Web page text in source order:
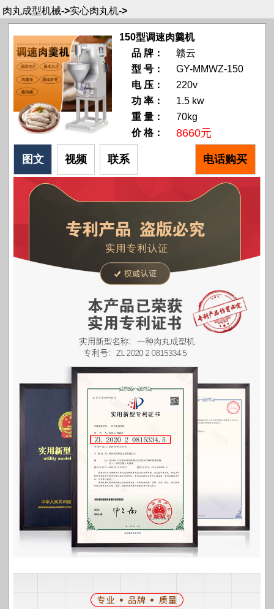
肉丸成型机械->实心肉丸机->
150型调速肉羹机
品 牌：
赣云
型 号：
GY-MMWZ-150
电 压：
220v
功 率：
1.5 kw
重 量：
70kg
价 格：
8660元
图文 视频 联系 电话购买